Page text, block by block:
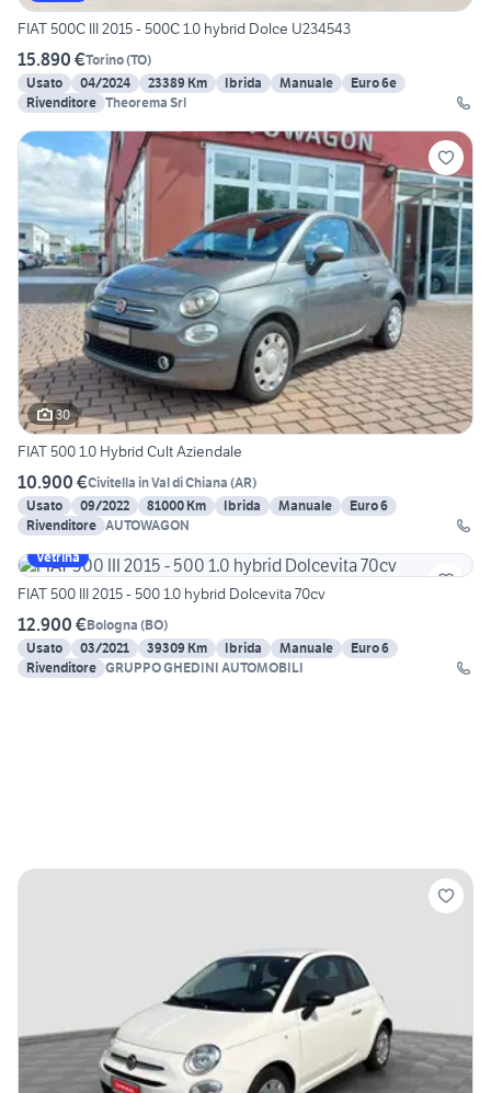
FIAT 500C III 2015 - 500C 1.0 hybrid Dolce U234543
15.890 €Torino(TO)
Usato
04/2024 23389 Km Ibrida Manuale
Euro 6e
Rivenditore Theorema Srl
30
FIAT 500 1.0 Hybrid Cult Aziendale
10.900 €Civitella in Val di Chiana (AR)
Usato
09/2022 81000 Km Ibrida Manuale
Euro 6
Rivenditore AUTOWAGON
Vetrina
FIAT 500 III 2015 - 500 1.0 hybrid Dolcevita 70cv
12.900 €Bologna (BO)
Usato
03/2021 39309 Km Ibrida Manuale
Euro 6
Rivenditore GRUPPO GHEDINI AUTOMOBILI